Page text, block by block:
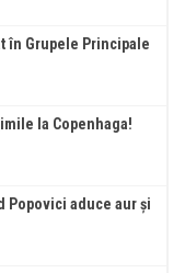
în Grupele Principale
la Copenhaga!
Popovici aduce aur și